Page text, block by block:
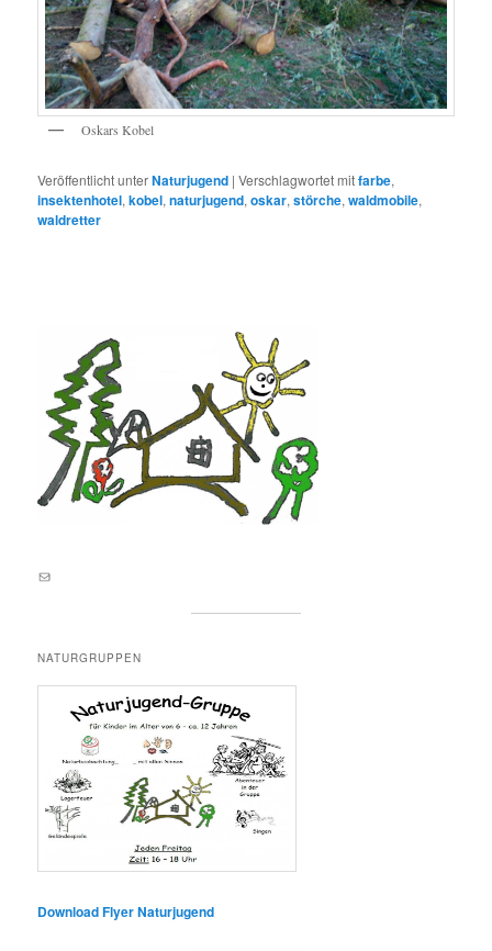
Oskars Kobel
Veröffentlicht unterNaturjugend |Verschlagwortet mitfarbe,
insektenhotel,kobel,naturjugend,oskar,störche,waldmobile,
waldretter
E-Mail an lernortnatur@yahoo.de
NATURGRUPPEN
Download Flyer Naturjugend